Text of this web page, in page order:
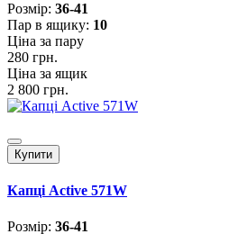
Розмiр: 36-41
Пар в ящику: 10
Ціна за пару
280 грн.
Ціна за ящик
2 800 грн.
Купити
Капці Active 571W
Розмiр: 36-41